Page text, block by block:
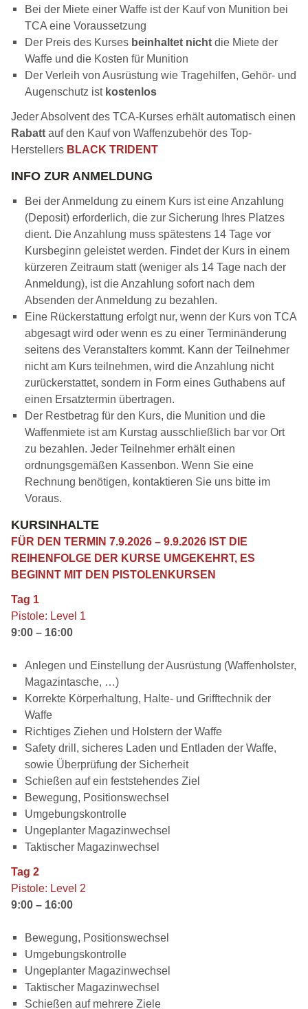
Bei der Miete einer Waffe ist der Kauf von Munition bei
TCA eine Voraussetzung
Der Preis des Kurses beinhaltet nicht die Miete der
Waffe und die Kosten für Munition
Der Verleih von Ausrüstung wie Tragehilfen, Gehör- und
Augenschutz ist kostenlos
Jeder Absolvent des TCA-Kurses erhält automatisch einen
Rabatt auf den Kauf von Waffenzubehör des Top-
Herstellers BLACK TRIDENT
INFO ZUR ANMELDUNG
Bei der Anmeldung zu einem Kurs ist eine Anzahlung
(Deposit) erforderlich, die zur Sicherung Ihres Platzes
dient. Die Anzahlung muss spätestens 14 Tage vor
Kursbeginn geleistet werden. Findet der Kurs in einem
kürzeren Zeitraum statt (weniger als 14 Tage nach der
Anmeldung), ist die Anzahlung sofort nach dem
Absenden der Anmeldung zu bezahlen.
Eine Rückerstattung erfolgt nur, wenn der Kurs von TCA
abgesagt wird oder wenn es zu einer Terminänderung
seitens des Veranstalters kommt. Kann der Teilnehmer
nicht am Kurs teilnehmen, wird die Anzahlung nicht
zurückerstattet, sondern in Form eines Guthabens auf
einen Ersatztermin übertragen.
Der Restbetrag für den Kurs, die Munition und die
Waffenmiete ist am Kurstag ausschließlich bar vor Ort
zu bezahlen. Jeder Teilnehmer erhält einen
ordnungsgemäßen Kassenbon. Wenn Sie eine
Rechnung benötigen, kontaktieren Sie uns bitte im
Voraus.
KURSINHALTE
FÜR DEN TERMIN 7.9.2026 – 9.9.2026 IST DIE
REIHENFOLGE DER KURSE UMGEKEHRT, ES
BEGINNT MIT DEN PISTOLENKURSEN
Tag 1
Pistole: Level 1
9:00 – 16:00
Anlegen und Einstellung der Ausrüstung (Waffenholster,
Magazintasche, …)
Korrekte Körperhaltung, Halte- und Grifftechnik der
Waffe
Richtiges Ziehen und Holstern der Waffe
Safety drill, sicheres Laden und Entladen der Waffe,
sowie Überprüfung der Sicherheit
Schießen auf ein feststehendes Ziel
Bewegung, Positionswechsel
Umgebungskontrolle
Ungeplanter Magazinwechsel
Taktischer Magazinwechsel
Tag 2
Pistole: Level 2
9:00 – 16:00
Bewegung, Positionswechsel
Umgebungskontrolle
Ungeplanter Magazinwechsel
Taktischer Magazinwechsel
Schießen auf mehrere Ziele